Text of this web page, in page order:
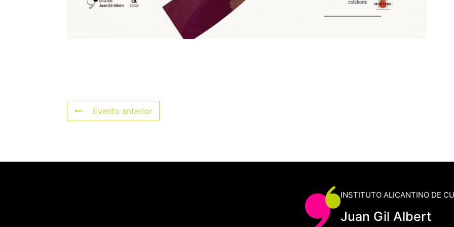
Evento anterior
INSTITUTO ALICANTINO DE
Juan Gil Albert